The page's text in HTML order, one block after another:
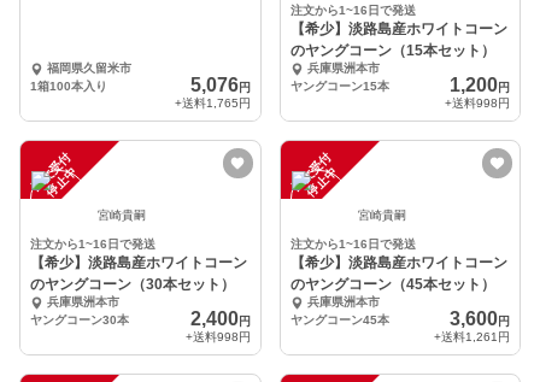
福岡県久留米市
1箱100本入り
5,076円
+送料1,765円
注文から1~16日で発送
【希少】淡路島産ホワイトコーン
のヤングコーン（15本セット）
兵庫県洲本市
ヤングコーン15本
1,200円
+送料998円
注
文
受
付
停
止
中
宮崎貴嗣
注文から1~16日で発送
【希少】淡路島産ホワイトコーン
のヤングコーン（30本セット）
兵庫県洲本市
ヤングコーン30本
2,400円
+送料998円
注
文
受
付
停
止
中
宮崎貴嗣
注文から1~16日で発送
【希少】淡路島産ホワイトコーン
のヤングコーン（45本セット）
兵庫県洲本市
ヤングコーン45本
3,600円
+送料1,261円